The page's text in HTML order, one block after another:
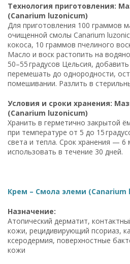
Технология приготовления:
(Canarium luzonicum)
Для приготовления 100 граммов
очищенной смолы Canarium
кокоса, 10 граммов пчелиного
Масло и воск растопить на
50–55 градусов Цельсия,
перемешать до однородности,
помешивании. Разлить в
Условия и сроки хранения:
(Canarium luzonicum)
Хранить в герметично закрытой
при температуре от 5 до 15
света и тепла. Срок хранения — 6
использовать в течение 30 дней.
Крем – Смола элеми (Canarium
Назначение:
Атопический дерматит,
кожи, рецидивирующий псориаз,
ксеродермия, поверхностные
кожи